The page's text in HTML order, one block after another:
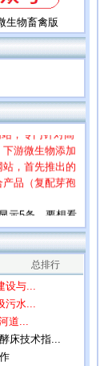
生物畜禽版
，专门针对高
下游微生物添加
，首先推出的
品（复配芽孢
5条，要想看
总排行
设与...
污水...
道...
床技术指...